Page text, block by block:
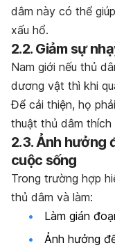
dâm này có thể
xấu hổ.
2.2. Giảm sự
Nam giới nếu thủ
dương vật thì khi
Để cải thiện, họ
thuật thủ dâm thích
2.3. Ảnh hưởng
cuộc sống
Trong trường hợp
thủ dâm và làm:
Làm gián
Ảnh hưởng